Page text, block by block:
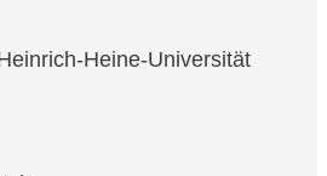
Heine-Universität